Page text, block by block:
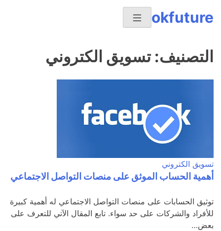
okfuture
التصنيف: تسويق الكتروني
تسويق الكتروني
أهمية الحساب الموثق على منصات التواصل الاجتماعي
توثيق الحسابات على منصات التواصل الاجتماعي له أهمية كبيرة
للأفراد والشركات على حد سواء. تابع المقال الآتي للتعرف على
بعض…